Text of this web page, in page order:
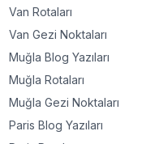
Van Rotaları
Van Gezi Noktaları
Muğla Blog Yazıları
Muğla Rotaları
Muğla Gezi Noktaları
Paris Blog Yazıları